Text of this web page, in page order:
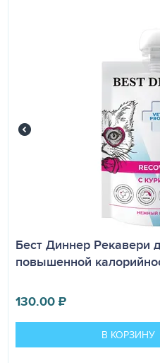
Бест Диннер Рекавери
повышенной
130.00₽
В КОРЗИНУ